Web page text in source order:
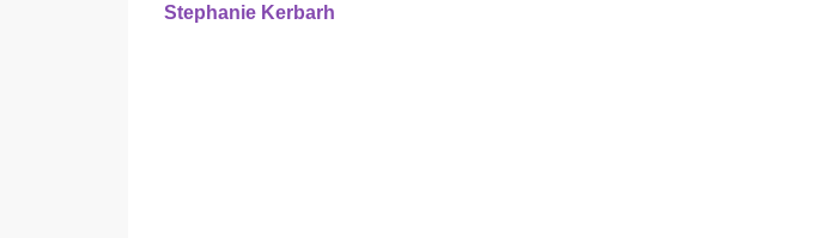
Stephanie Kerbarh